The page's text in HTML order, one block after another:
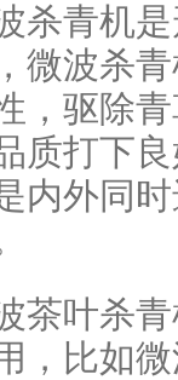
杀青机
微波杀
，驱除
质打下
内外同
茶叶杀
，比如